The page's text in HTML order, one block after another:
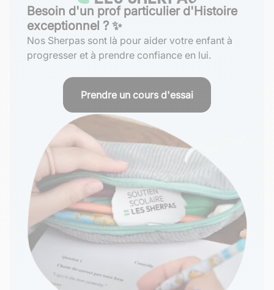
Besoin d'un prof particulier d'Histoire
exceptionnel ? ✨
Nos Sherpas sont là pour aider votre enfant à
progresser et à prendre confiance en lui.
Prendre un cours d'essai